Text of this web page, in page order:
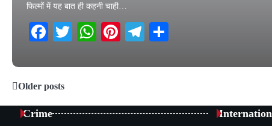
फिल्मों में यह बात ही कहनी चाही…
Facebook
TwitterWhatsApp
PinterestTelegram
17 August 2025
Posts
navigation
Older posts
Crime Internation